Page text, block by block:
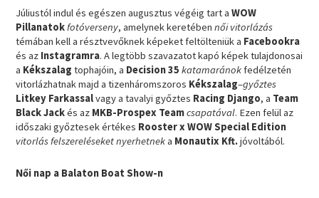
Júliustól indul és egészen augusztus végéig tart aWOW
Pillanatokfotóverseny, amelynek keretébennői vitorlázás
témában kell a résztvevőknek képeket feltölteniük a Facebookra
és az Instagramra. A legtöbb szavazatot kapó képek tulajdonosai
a Kékszalag tophajóin, a Decision 35 katamaránokfedélzetén
vitorlázhatnak majd a tizenháromszoros Kékszalag–győztes
Litkey Farkassalvagy a tavalyi győztes Racing Django, a Team
Black Jackés az MKB-Prospex Teamcsapatával. Ezen felül az
időszaki győztesek értékes Rooster x WOW Special Edition
vitorlás felszereléseketnyerhetneka Monautix Kft.jóvoltából.
Női nap a Balaton Boat Show-n